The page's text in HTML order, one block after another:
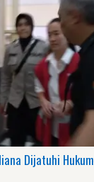
Dijatuhi